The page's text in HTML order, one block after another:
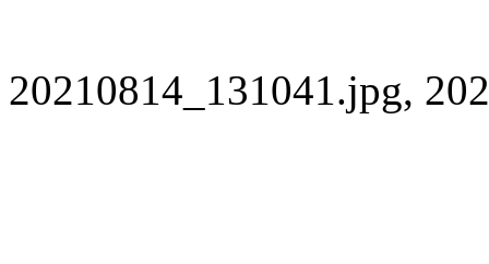
20210814_131041.jpg,